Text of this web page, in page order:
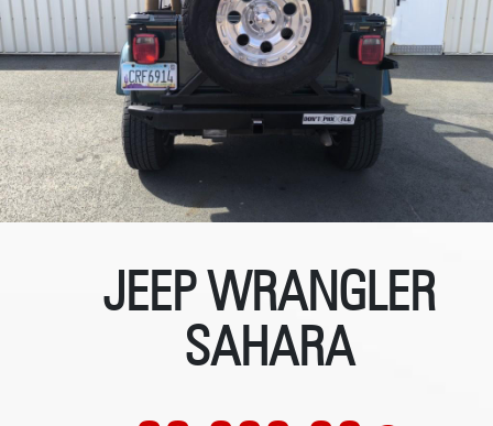
JEEP WRANGLER
SAHARA